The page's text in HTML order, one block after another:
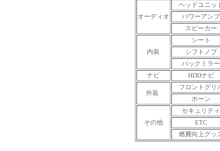
オーディオ
ヘッドユニッ
パワーアンプ
スピーカー
内装
シート
シフトノブ
バックミラー
ナビ
HDDナビ
外装
フロントグリ
ホーン
その他
セキュリティ
ETC
燃費向上グッ